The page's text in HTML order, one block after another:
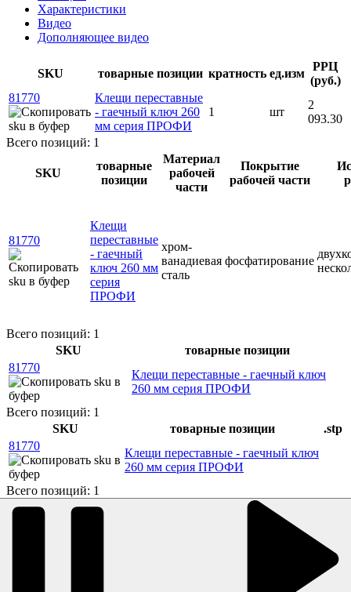
Характеристики
Видео
Дополняющее видео
SKU товарные позиции кратность ед.изм
РРЦ
(руб.)
81770
Клещи переставные
- гаечный ключ 260
мм серия ПРОФИ
1 шт
2
093.30
Всего позиций: 1
SKU
товарные
позиции
Материал
рабочей
части
Покрытие
рабочей части
81770
Клещи
переставные
- гаечный
ключ 260 мм
серия
ПРОФИ
хром-
ванадиевая
сталь
фосфатирование
Всего позиций: 1
SKU
товарные позиции
81770
Клещи переставные - гаечный ключ
260 мм серия ПРОФИ
Всего позиций: 1
SKU
товарные позиции
.stp
81770
Клещи переставные - гаечный ключ
260 мм серия ПРОФИ
Всего позиций: 1